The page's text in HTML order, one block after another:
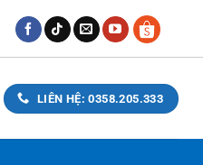
LIÊN HỆ: 0358.205.333